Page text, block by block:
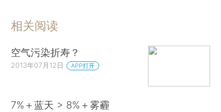
相关阅读
空气污染折寿？
2013年07月12日 APP打开
7%＋蓝天 > 8%＋雾霾